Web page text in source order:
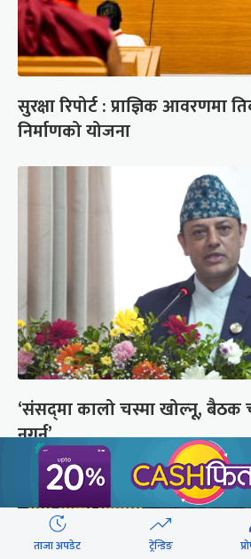
सुरक्षा रिपोर्ट : प्राज्ञिक आवरणमा
निर्माणको योजना
‘संसद्‍मा कालो चस्मा खोल्नू, बैठक
नगर्नू’
ताजा अपडेट ट्रेन्डिङ